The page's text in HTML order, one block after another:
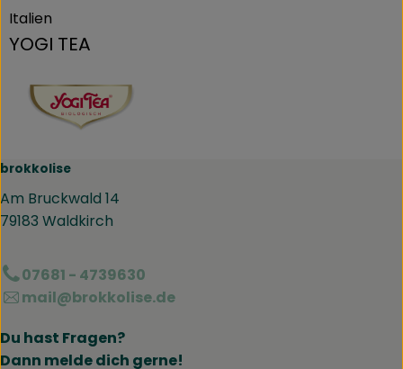
Italien
YOGI TEA
brokkolise
Am Bruckwald 14
79183 Waldkirch
07681 - 4739630
mail@brokkolise.de
Du hast Fragen?
Dann melde dich gerne!